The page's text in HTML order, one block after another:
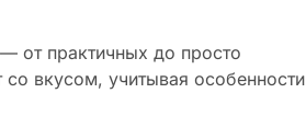
от практичных до просто
вкусом, учитывая особенности